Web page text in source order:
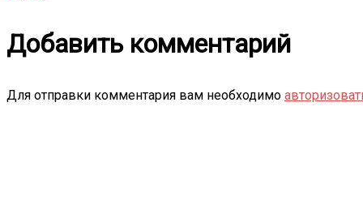
Добавить комментарий
Для отправки комментария вам необходимо